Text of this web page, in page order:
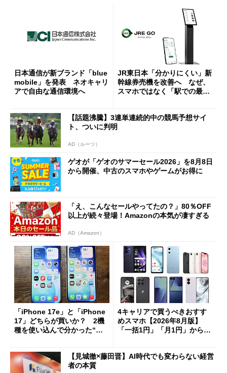
日本通信が新ブランド「blue
mobile」を発表 ネオキャリ
アで自由な通信環境へ
JR東日本「分かりにくい」新
幹線券売機を改善へ なぜ、
スマホではなく「駅での最短
【話題沸騰】3連単連続的中の競馬予想サイ
ト、ついに判明
AD（ルーツ）
ゲオが「ゲオのサマーセール2026」を8月8日
から開催、中古のスマホやゲームがお得に
「え、こんなセールやってたの？」80％OFF
以上が続々登場！Amazonの本気が凄すぎる
AD（Amazon）
「iPhone 17e」と「iPhone
17」どちらが買いか？ 2機
種を使い込んで分かった“ス
4キャリアで買うべきおすす
めスマホ【2026年8月版】
「一括1円」「月1円」からお
【見城徹×藤田晋】AI時代でも変わらない経営
者の本質